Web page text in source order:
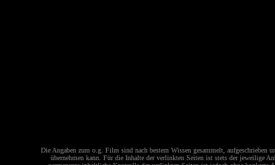
Die Angaben zum o.g. Film sind nach bestem Wissen gesammelt, aufgeschrieben
übernehmen kann. Für die Inhalte der verlinkten Seiten ist stets der jeweilige